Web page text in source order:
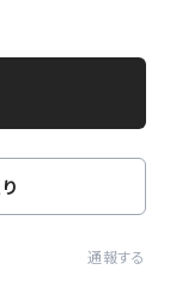
通報する